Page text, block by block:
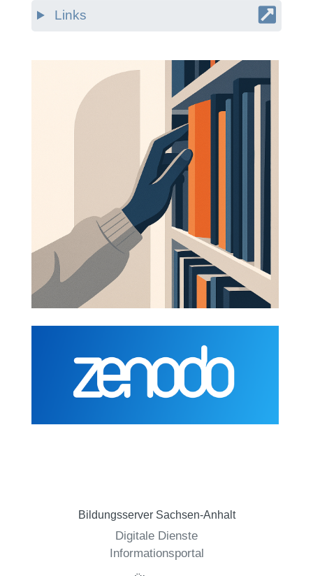
Links
Bildungsserver Sachsen-Anhalt
Digitale Dienste
Informationsportal